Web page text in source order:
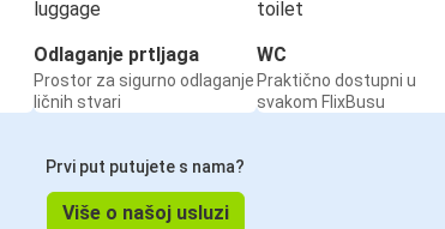
Odlaganje prtljaga
Prostor za sigurno odlaganje
ličnih stvari
WC
Praktično dostupni u
svakom FlixBusu
Prvi put putujete s nama?
Više o našoj usluzi